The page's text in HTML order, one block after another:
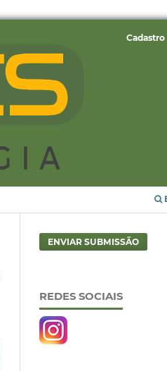
Cadastro
ENVIAR SUBMISSÃO
REDES SOCIAIS